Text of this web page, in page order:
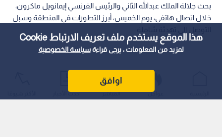
هذا الموقع يستخدم ملف تعريف الارتباط Cookie
لمزيد من المعلومات ، يرجى قراءةسياسة الخصوصية
اوافق
بحث جلالة الملك عبدالله الثاني والرئيس الفرنسي إيمانويل ماكرون،
خلال اتصال هاتفي، يوم الخميس، أبرز التطورات في المنطقة وسبل
عواجل المباشر أحدث الأخبار